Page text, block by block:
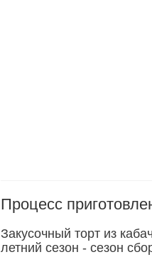
Процесс
Закусочный торт из
летний сезон - сезон